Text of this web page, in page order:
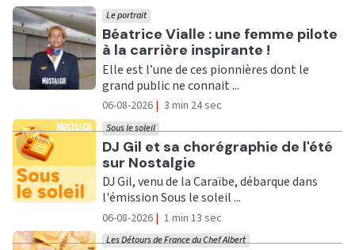
Ecouter
Béatrice Vialle : une femme pilote
à la carrière inspirante !
Le portrait
Elle est l’une de ces pionnières dont le
grand public ne connait ...
06-08-2026 | 3 min 24 sec
Ecouter
DJ Gil et sa chorégraphie de l'été
sur Nostalgie
Sous le soleil
DJ Gil, venu de la Caraïbe, débarque dans
l'émission Sous le soleil ...
06-08-2026 | 1 min 13 sec
Les Détours de France du Chef Albert